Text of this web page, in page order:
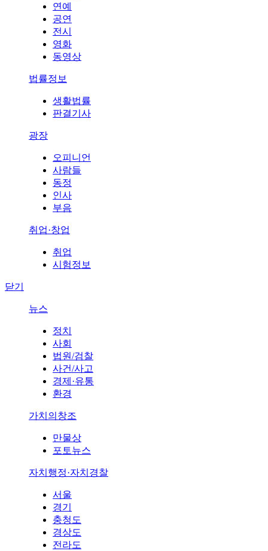
연예
공연
전시
영화
동영상
법률정보
생활법률
판결기사
광장
오피니언
사람들
동정
인사
부음
취업·창업
취업
시험정보
닫기
뉴스
정치
사회
법원/검찰
사건/사고
경제·유통
환경
가치의창조
만물상
포토뉴스
자치행정·자치경찰
서울
경기
충청도
경상도
전라도